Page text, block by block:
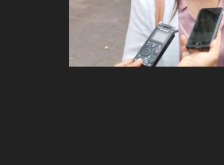
ថើបមាត់ ៖ ក្រុមកីឡាការិនី​
ផ្អាកលេង​​បើប្រធានសហព័ន្ធ​